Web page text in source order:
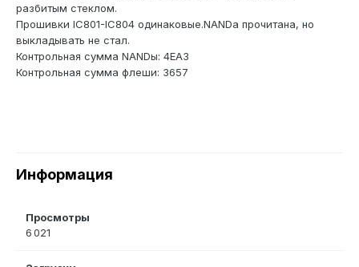
разбитым стеклом.
Прошивки IC801-IC804 одинаковые.NANDа прочитана, но
выкладывать не стал.
Контрольная сумма NANDы: 4EA3
Контрольная сумма флеши: 3657
Информация
Просмотры
6 021